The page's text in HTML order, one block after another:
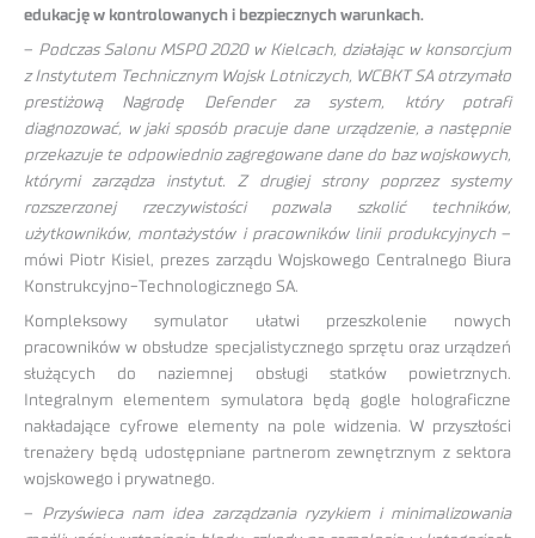
edukację w kontrolowanych i bezpiecznych warunkach.
– Podczas Salonu MSPO 2020 w Kielcach, działając w konsorcjum
z Instytutem Technicznym Wojsk Lotniczych, WCBKT SA otrzymało
prestiżową Nagrodę Defender za system, który potrafi
diagnozować, w jaki sposób pracuje dane urządzenie, a następnie
przekazuje te odpowiednio zagregowane dane do baz wojskowych,
którymi zarządza instytut. Z drugiej strony poprzez systemy
rozszerzonej rzeczywistości pozwala szkolić techników,
użytkowników, montażystów i pracowników linii produkcyjnych–
mówi Piotr Kisiel, prezes zarządu Wojskowego Centralnego Biura
Konstrukcyjno-Technologicznego SA.
Kompleksowy symulator ułatwi przeszkolenie nowych
pracowników w obsłudze specjalistycznego sprzętu oraz urządzeń
służących do naziemnej obsługi statków powietrznych.
Integralnym elementem symulatora będą gogle holograficzne
nakładające cyfrowe elementy na pole widzenia. W przyszłości
trenażery będą udostępniane partnerom zewnętrznym z sektora
wojskowego i prywatnego.
– Przyświeca nam idea zarządzania ryzykiem i minimalizowania